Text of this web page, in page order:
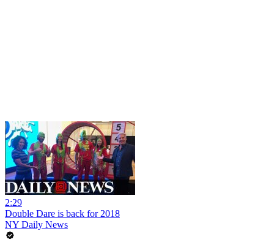
2:29
Double Dare is back for 2018
NY Daily News